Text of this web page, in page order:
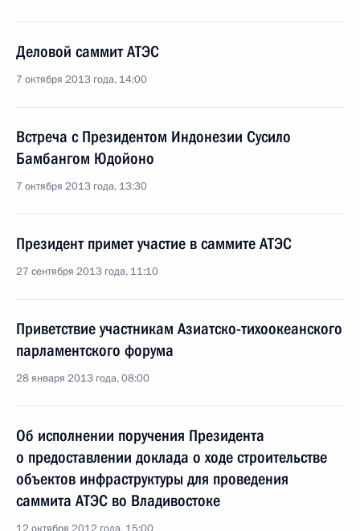
Деловой саммит АТЭС
7 октября 2013 года, 14:00
Встреча с Президентом Индонезии Сусило
Бамбангом Юдойоно
7 октября 2013 года, 13:30
Президент примет участие в саммите АТЭС
27 сентября 2013 года, 11:10
Приветствие участникам Азиатско-тихоокеанского
парламентского форума
28 января 2013 года, 08:00
Об исполнении поручения Президента
о предоставлении доклада о ходе строительстве
объектов инфраструктуры для проведения
саммита АТЭС во Владивостоке